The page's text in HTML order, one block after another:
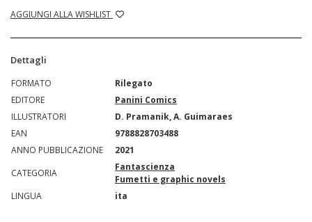
AGGIUNGI ALLA WISHLIST
Dettagli
FORMATO
Rilegato
EDITORE
Panini Comics
ILLUSTRATORI
D. Pramanik, A. Guimaraes
EAN
9788828703488
ANNO PUBBLICAZIONE
2021
CATEGORIA
Fantascienza
Fumetti e graphic novels
LINGUA
ita